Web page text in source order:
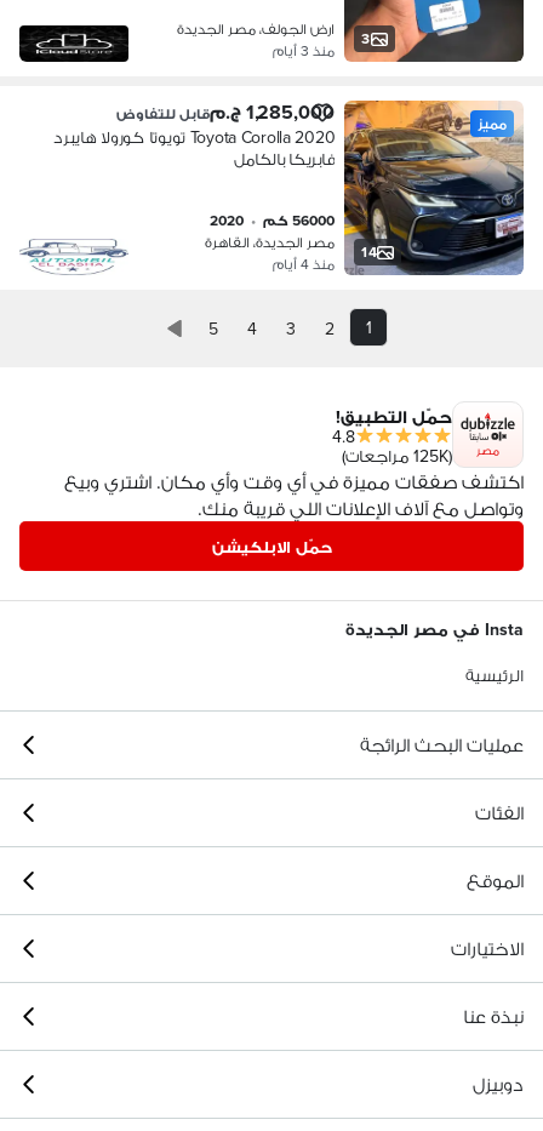
3
ارض الجولف، مصر الجديدة
منذ 3 أيام
14
مميز 1,285,000 ج.م قابل للتفاوض
Toyota Corolla 2020 تويوتا كورولا هايبرد
فابريكا بالكامل
56000 كم •
2020
مصر الجديدة، القاهرة
منذ 4 أيام
1
2
3
4
5
مصر
حمّل التطبيق!
4.8
(125K مراجعات)
اكتشف صفقات مميزة في أي وقت وأي مكان. اشتري وبيع
وتواصل مع آلاف الإعلانات اللي قريبة منك.
حمّل الابلكيشن
Insta في مصر الجديدة
الرئيسية
عمليات البحث الرائجة
الفئات
الموقع
الاختيارات
نبذة عنا
دوبيزل